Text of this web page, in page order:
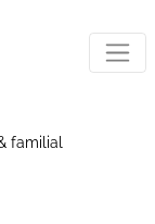
familial